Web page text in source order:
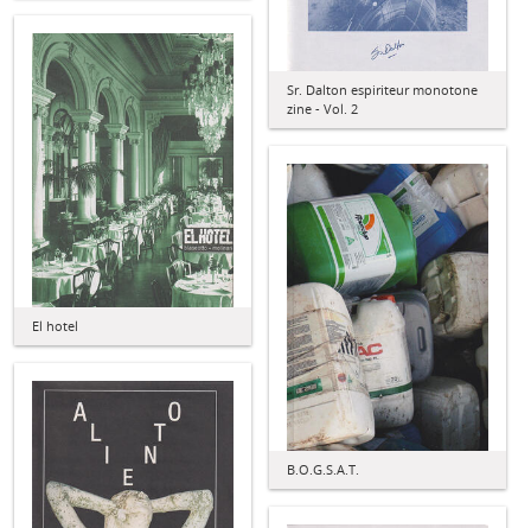
Sr. Dalton espiriteur monotone
zine - Vol. 2
El hotel
B.O.G.S.A.T.